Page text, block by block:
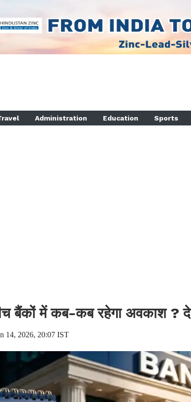
Administration Education Sports
बैंकों में कब-कब रहेगा अवकाश ?
14, 2026, 20:07 IST